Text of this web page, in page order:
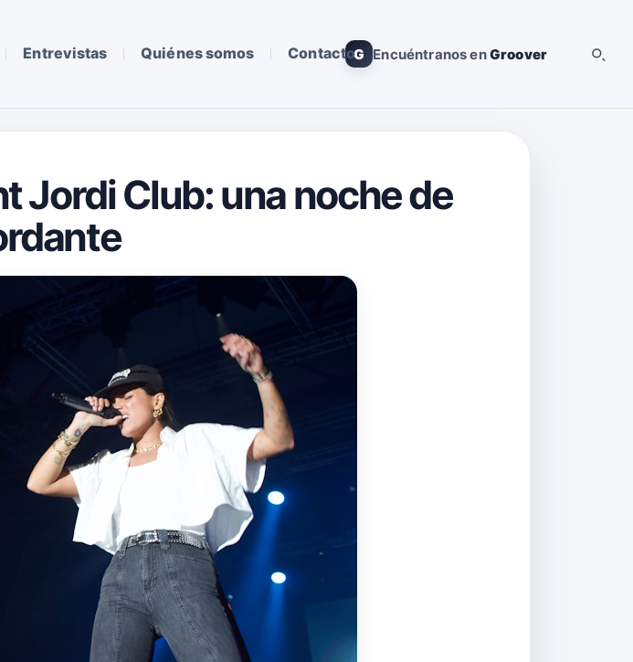
Entrevistas Quiénes somos ContactoG Encuéntranos enGroover
Jordi Club: una noche de